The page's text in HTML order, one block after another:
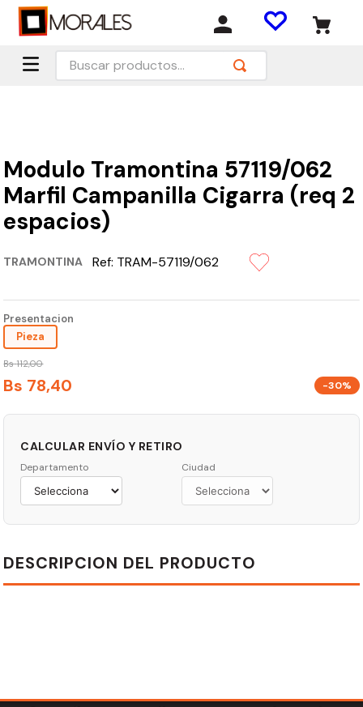
Buscar productos...
Modulo Tramontina 57119/062
Marfil Campanilla Cigarra (req 2
espacios)
TRAMONTINA Ref: TRAM-57119/062
Presentacion
Pieza
Bs 112,00
Bs 78,40 -30%
CALCULAR ENVÍO Y RETIRO
Departamento Ciudad
DESCRIPCION DEL PRODUCTO